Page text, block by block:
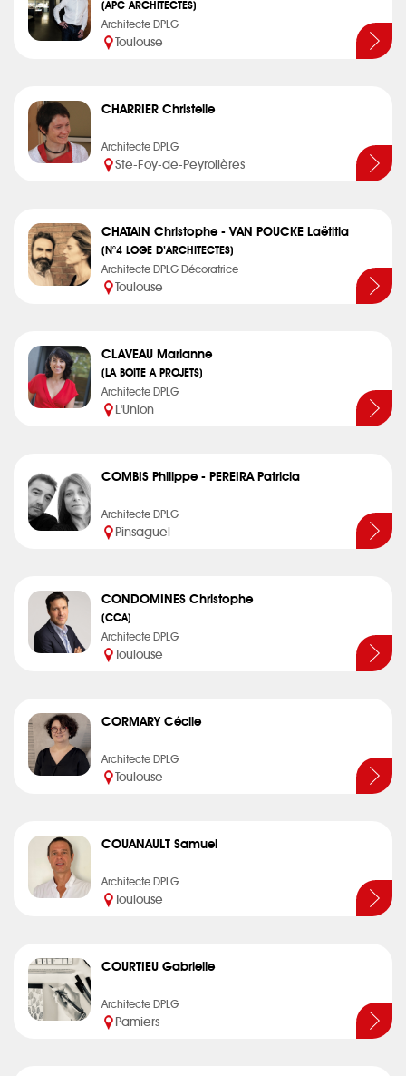
(APC ARCHITECTES)
Architecte DPLG
Toulouse
CHARRIER Christelle
Architecte DPLG
Ste-Foy-de-Peyrolières
CHATAIN Christophe - VAN POUCKE Laëtitia
(N°4 LOGE D’ARCHITECTES)
Architecte DPLG Décoratrice
Toulouse
CLAVEAU Marianne
(LA BOITE A PROJETS)
Architecte DPLG
L'Union
COMBIS Philippe - PEREIRA Patricia
Architecte DPLG
Pinsaguel
CONDOMINES Christophe
(CCA)
Architecte DPLG
Toulouse
CORMARY Cécile
Architecte DPLG
Toulouse
COUANAULT Samuel
Architecte DPLG
Toulouse
COURTIEU Gabrielle
Architecte DPLG
Pamiers